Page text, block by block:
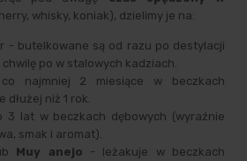
whisky, koniak), dzielimy je na:
- butelkowane są od razu po destylacji
po w stalowych kadziach.
najmniej 2 miesiące w beczkach
dłużej niż 1 rok.
3 lat w beczkach dębowych (wyraźnie
smak i aromat).
Muy anejo - leżakuje w beczkach